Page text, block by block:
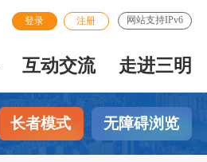
登录 注册 网站支持IPv6
互动交流 走进三明
长者模式 无障碍浏览